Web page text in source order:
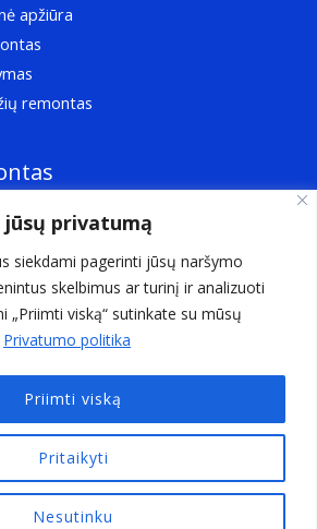
jūsų privatumą
siekdami pagerinti jūsų naršymo
skelbimus ar turinį ir analizuoti
„Priimti viską“ sutinkate su mūsų
Privatumo politika
Pritaikyti
Nesutinku
Priimti viską
apžiūra
remontas
2026 Visos teisės saugomos